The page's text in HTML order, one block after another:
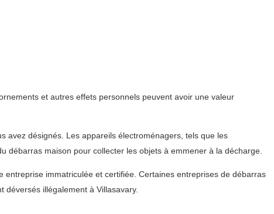
et autres effets personnels peuvent avoir une valeur
avez désignés. Les appareils électroménagers, tels que les
débarras maison pour collecter les objets à emmener à la décharge.
entreprise immatriculée et certifiée. Certaines entreprises de débarras
illégalement à Villasavary.